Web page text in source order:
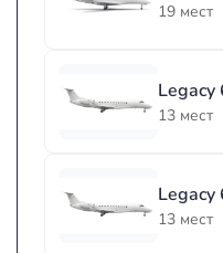
19 мест
Legacy
13 мест
Legacy
13 мест